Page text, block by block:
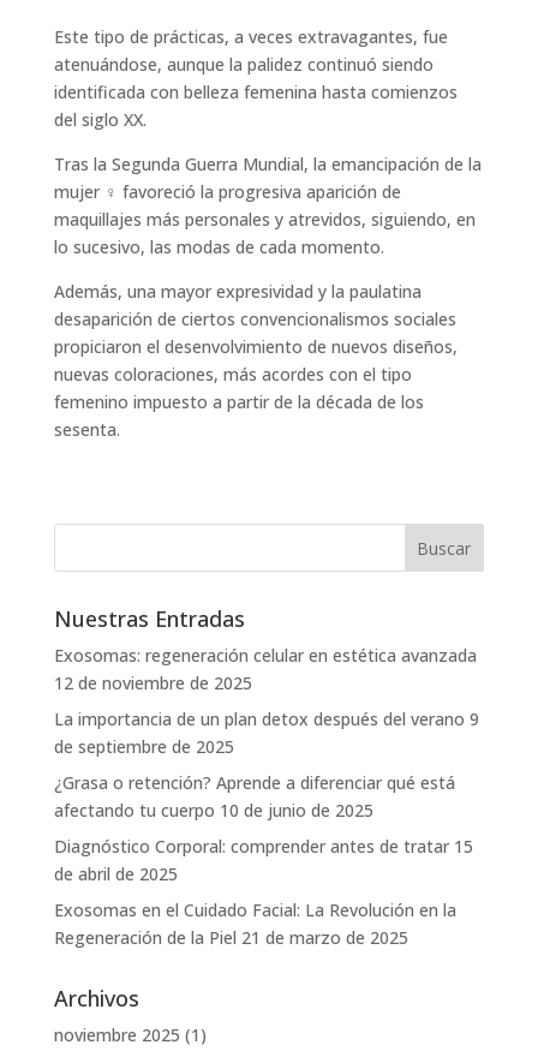
Este tipo de prácticas, a veces extravagantes, fue
atenuándose, aunque la palidez continuó siendo
identificada con belleza femenina hasta comienzos
del siglo XX.
Tras la Segunda Guerra Mundial, la emancipación de la
mujer ♀️ favoreció la progresiva aparición de
maquillajes más personales y atrevidos, siguiendo, en
lo sucesivo, las modas de cada momento.
Además, una mayor expresividad y la paulatina
desaparición de ciertos convencionalismos sociales
propiciaron el desenvolvimiento de nuevos diseños,
nuevas coloraciones, más acordes con el tipo
femenino impuesto a partir de la década de los
sesenta.
Nuestras Entradas
Exosomas: regeneración celular en estética avanzada
12 de noviembre de 2025
La importancia de un plan detox después del verano 9
de septiembre de 2025
¿Grasa o retención? Aprende a diferenciar qué está
afectando tu cuerpo 10 de junio de 2025
Diagnóstico Corporal: comprender antes de tratar 15
de abril de 2025
Exosomas en el Cuidado Facial: La Revolución en la
Regeneración de la Piel 21 de marzo de 2025
Archivos
noviembre 2025 (1)